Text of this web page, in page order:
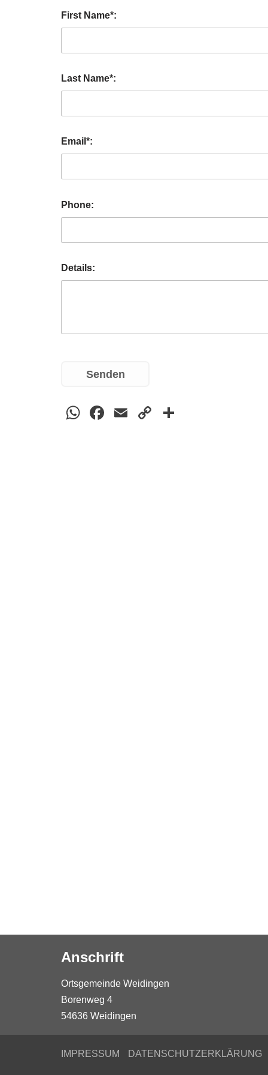
First Name*:
Last Name*:
Email*:
Phone:
Details:
Senden
WhatsApp
Facebook
EmailCopy
Anschrift
Ortsgemeinde Weidingen
Borenweg 4
54636 Weidingen
IMPRESSUM DATENSCHUTZERKLÄRUNG